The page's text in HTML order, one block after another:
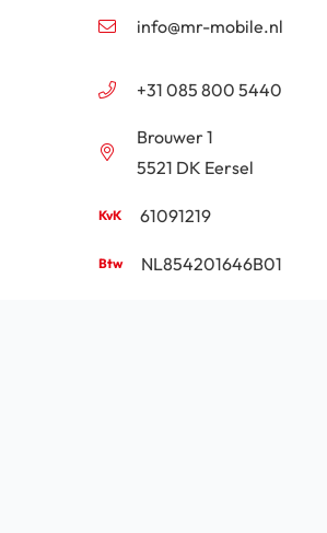
info@mr-mobile.nl
+31 085 800 5440
Brouwer 1
5521 DK Eersel
61091219
NL854201646B01